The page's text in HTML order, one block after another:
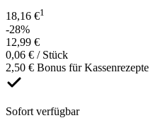
18,16 €1
-28%
12,99 €
0,06 € / Stück
2,50 € Bonus für Kassenrezepte
Sofort verfügbar